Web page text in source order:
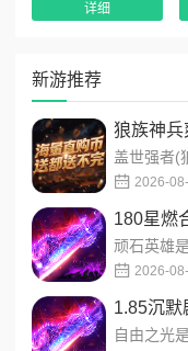
新游推荐
狼族神兵
2026-
180星燃
2026-
1.85沉默
详细